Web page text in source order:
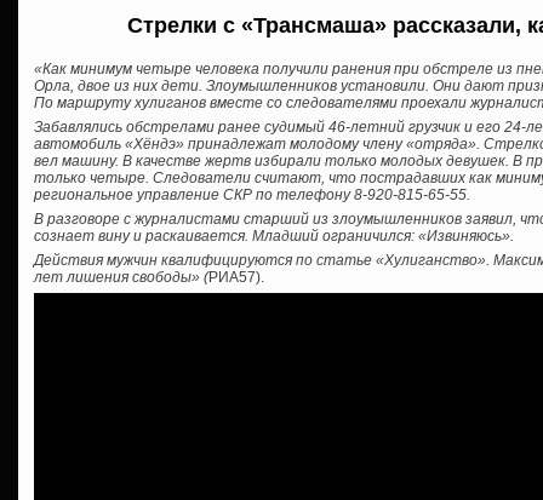
Стрелки с «Трансмаша» рассказали,
«Как минимум четыре человека получили ранения при обстреле из
Орла, двое из них дети. Злоумышленников установили. Они дают
По маршруту хулиганов вместе со следователями проехали
Забавлялись обстрелами ранее судимый 46-летний грузчик и его
автомобиль «Хёндэ» принадлежат молодому члену «отряда».
вел машину. В качестве жертв избирали только молодых девушек. В
только четыре. Следователи считают, что пострадавших как
региональное управление СКР по телефону 8-920-815-65-55.
В разговоре с журналистами старший из злоумышленников заявил,
сознает вину и раскаивается. Младший ограничился: «Извиняюсь».
Действия мужчин квалифицируются по статье «Хулиганство».
лет лишения свободы» (РИА57).